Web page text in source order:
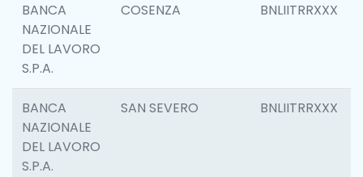
BANCA
NAZIONALE
DEL LAVORO
S.P.A.
COSENZA BNLIITRRXXX
BANCA
NAZIONALE
DEL LAVORO
S.P.A.
SAN SEVERO BNLIITRRXXX